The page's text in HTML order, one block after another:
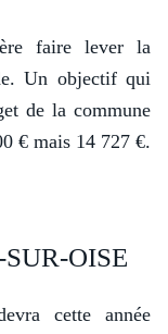
faire lever la
Un objectif qui
de la commune
€ mais 14 727 €.
OISE
cette année